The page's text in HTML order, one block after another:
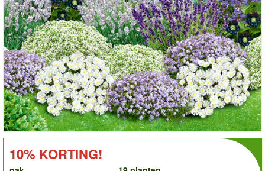
order
KORTING!:
10% KORTING!